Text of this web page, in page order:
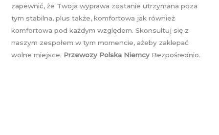
zapewnić, że Twoja wyprawa zostanie utrzymana poza
tym stabilna, plus także, komfortowa jak również
komfortowa pod każdym względem. Skonsultuj się z
naszym zespołem w tym momencie, ażeby zaklepać
wolne miejsce. Przewozy Polska Niemcy Bezpośrednio.